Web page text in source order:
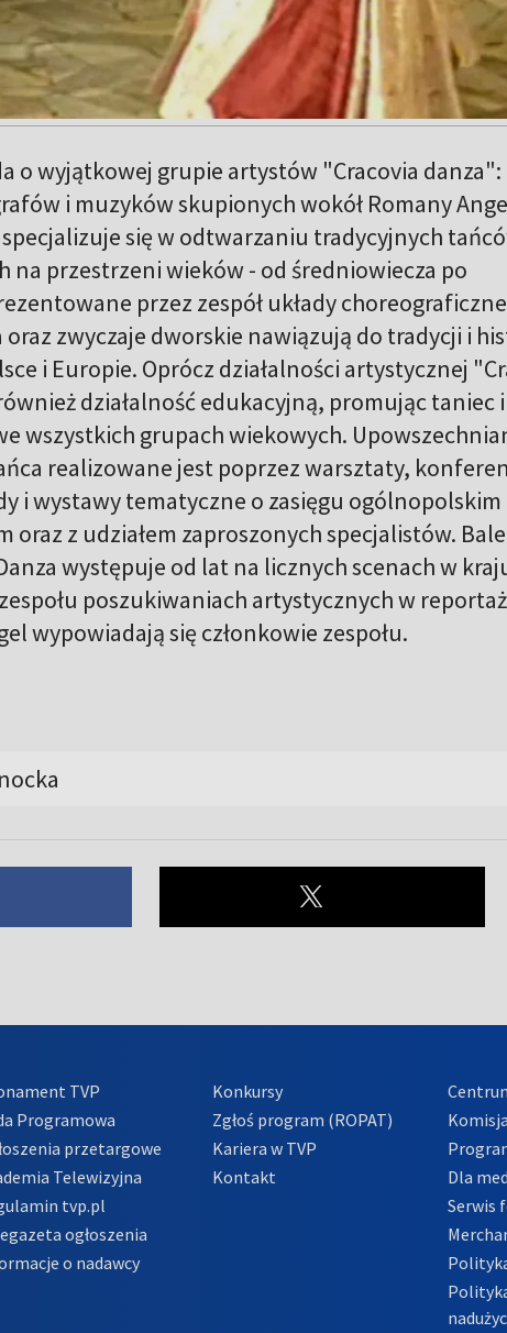
o wyjątkowej grupie artystów "Cracovia danza":
i muzyków skupionych wokół Romany
się w odtwarzaniu tradycyjnych
na przestrzeni wieków - od średniowiecza po
przez zespół układy
zwyczaje dworskie nawiązują do tradycji i
i Europie. Oprócz działalności artystycznej
działalność edukacyjną, promując taniec i
wszystkich grupach wiekowych.
realizowane jest poprzez warsztaty,
i wystawy tematyczne o zasięgu ogólnopolskim
oraz z udziałem zaproszonych specjalistów.
występuje od lat na licznych scenach w
poszukiwaniach artystycznych w
wypowiadają się członkowie zespołu.
TVP
Programowa
przetargowe
Telewizyjna
tvp.pl
ogłoszenia
o nadawcy
Konkursy
Zgłoś program (ROPAT)
Kariera w TVP
Kontakt
Dla
Serwis